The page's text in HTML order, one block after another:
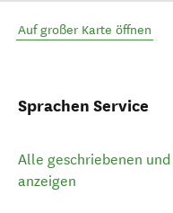
Auf großer Karte öffnen
Sprachen Service
Alle geschriebenen
anzeigen